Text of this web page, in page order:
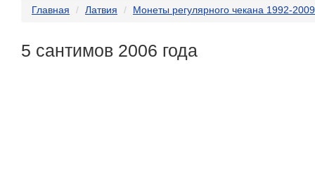
Главная Латвия Монеты регулярного чекана 1992-2009
5 сантимов 2006 года